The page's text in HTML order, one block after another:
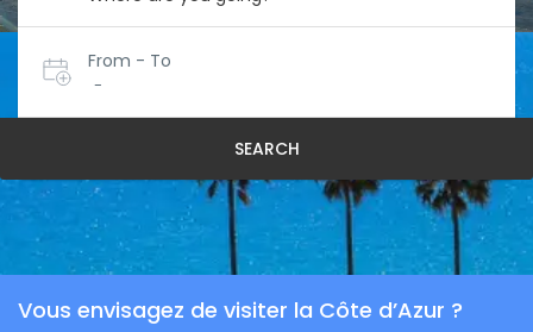
From - To
-
SEARCH
Vous envisagez de visiter la Côte d’Azur ?